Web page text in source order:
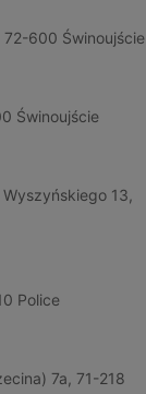
72-600 Świnoujście
Świnoujście
13,
Police
7a, 71-218